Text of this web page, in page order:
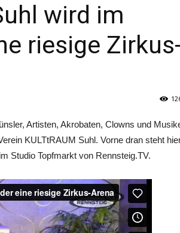
wird im
riesige
Artisten, Akrobaten, Clowns und
KULTtRAUM Suhl. Vorne dran steht
Studio Topfmarkt von Rennsteig.TV.